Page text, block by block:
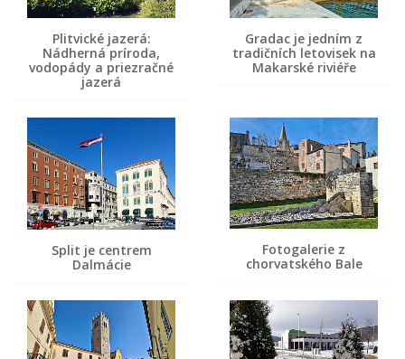
Plitvické jazerá:
Nádherná príroda,
vodopády a priezračné
jazerá
Gradac je jedním z
tradičních letovisek na
Makarské riviéře
Split je centrem
Dalmácie
Fotogalerie z
chorvatského Bale